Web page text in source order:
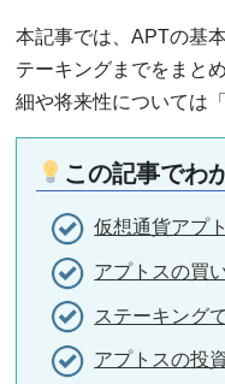
本記事では、APTの基
テーキングまでをまと
細や将来性については
この記事でわ
仮想通貨アプ
アプトスの買
ステーキング
アプトスの投